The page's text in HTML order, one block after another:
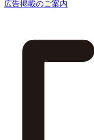
広告掲載のご案内